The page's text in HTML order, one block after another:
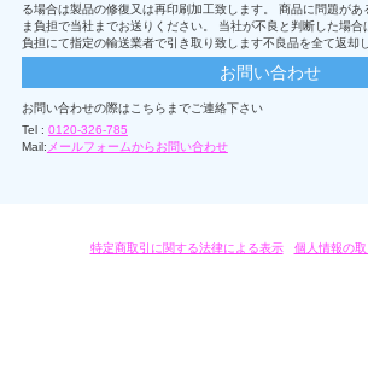
る場合は製品の修復又は再印刷加工致します。 商品に問題があ
ま負担で当社までお送りください。 当社が不良と判断した場
負担にて指定の輸送業者で引き取り致します不良品を全て返却
お問い合わせ
お問い合わせの際はこちらまでご連絡下さい
Tel : 0120-326-785
Mail: メールフォームからお問い合わせ
特定商取引に関する法律による表示/ 個人情報の